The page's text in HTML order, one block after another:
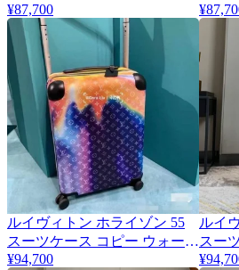
イズ vuk57441
¥87,700
ケー
ルイヴィトン ホライゾン 55
スーツケース コピー ウォータ
ーカラー vur76101
¥94,700
ルイ
スー
カラ